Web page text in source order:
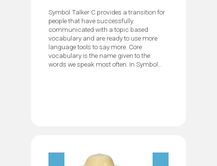
Symbol Talker C provides a transition for
people that have successfully
communicated with a topic based
vocabulary and are ready to use more
language tools to say more. Core
vocabulary is the name given to the
words we speak most often. In Symbol...